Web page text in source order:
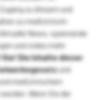
zu diesem und
zu medizinisch-
News, spannende
und vieles mehr
Sie!Die Inhalte dieser
und
medizinischem
Wenn Sie der